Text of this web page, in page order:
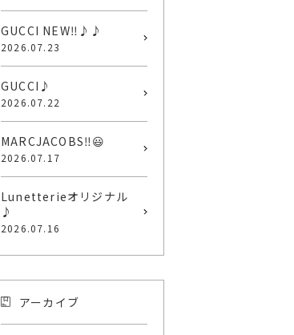
GUCCI NEW‼️♪♪
2026.07.23
GUCCI♪
2026.07.22
MARCJACOBS‼️😃
2026.07.17
Lunetterieオリジナル
♪
2026.07.16
アーカイブ